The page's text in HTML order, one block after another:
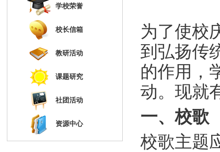
学校荣誉
校长信箱
教研活动
课题研究
社团活动
资源中心
为了使校
到弘扬传
的作用，
动。现就
一、校歌
校歌主题